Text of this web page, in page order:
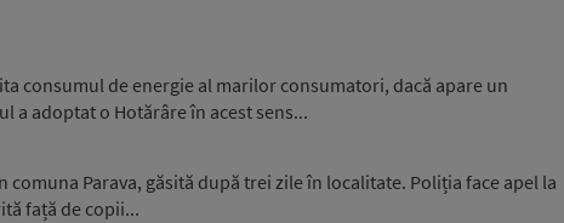
consumul de energie al marilor consumatori, dacă apare un
a adoptat o Hotărâre în acest sens...
comuna Parava, găsită după trei zile în localitate. Poliția face apel la
față de copii...